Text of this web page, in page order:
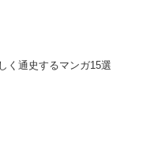
く通史するマンガ15選